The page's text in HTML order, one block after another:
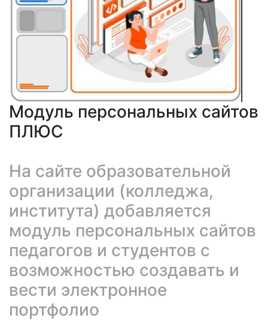
Модуль персональных сайтов
ПЛЮС
На сайте образовательной
организации (колледжа,
института) добавляется
модуль персональных сайтов
педагогов и студентов с
возможностью создавать и
вести электронное
портфолио